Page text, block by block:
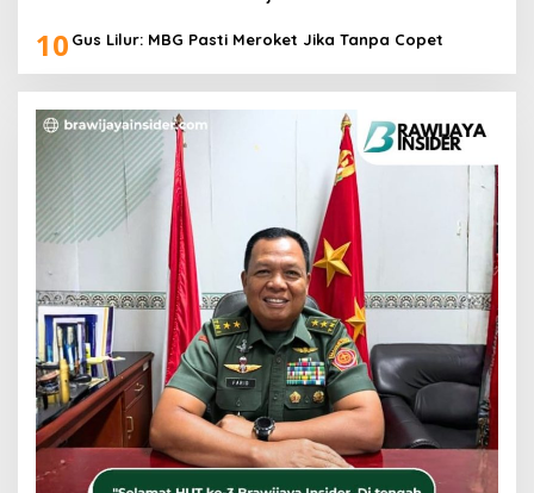
10 Gus Lilur: MBG Pasti Meroket Jika Tanpa Copet